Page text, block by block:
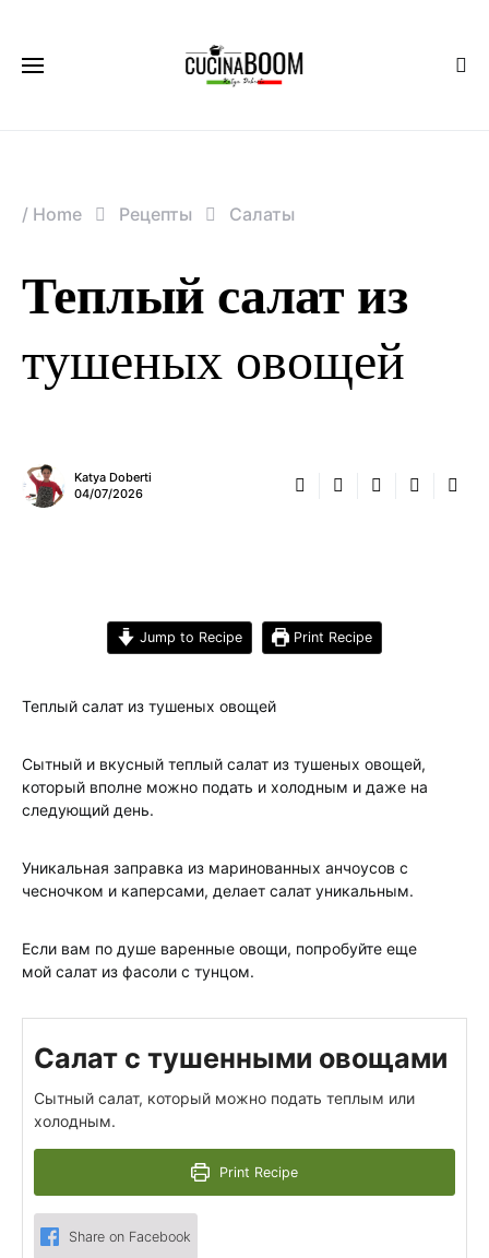
/ Home Рецепты Салаты
Теплый салат из
тушеных овощей
Katya Doberti
04/07/2026
Jump to Recipe Print Recipe
Теплый салат из тушеных овощей
Сытный и вкусный теплый салат из тушеных овощей,
который вполне можно подать и холодным и даже на
следующий день.
Уникальная заправка из маринованных анчоусов с
чесночком и каперсами, делает салат уникальным.
Если вам по душе варенные овощи, попробуйте еще
мой салат из фасоли с тунцом.
Салат с тушенными овощами
Сытный салат, который можно подать теплым или
холодным.
Print Recipe
Share on Facebook